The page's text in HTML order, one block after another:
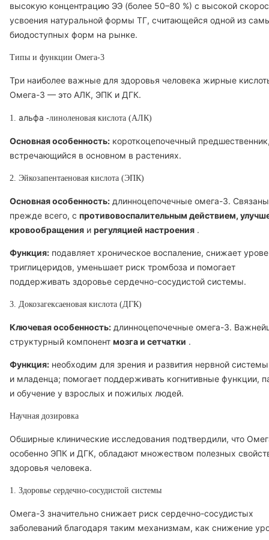
высокую концентрацию ЭЭ (более 50–80 %) с высокой
усвоения натуральной формы ТГ, считающейся одной из
биодоступных форм на рынке.
Типы и функции Омега-3
Три наиболее важные для здоровья человека жирные
Омега-3 — это АЛК, ЭПК и ДГК.
1. альфа -линоленовая кислота (АЛК)
Основная особенность: короткоцепочечный
встречающийся в основном в растениях.
2. Эйкозапентаеновая кислота (ЭПК)
Основная особенность: длинноцепочечные омега-3.
прежде всего, с противовоспалительным действием,
кровообращения и регуляцией настроения .
Функция: подавляет хроническое воспаление, снижает
триглицеридов, уменьшает риск тромбоза и помогает
поддерживать здоровье сердечно-сосудистой системы.
3. Докозагексаеновая кислота (ДГК)
Ключевая особенность: длинноцепочечные омега-3.
структурный компонент мозга и сетчатки .
Функция: необходим для зрения и развития нервной
и младенца; помогает поддерживать когнитивные функции,
и обучение у взрослых и пожилых людей.
Научная дозировка
Обширные клинические исследования подтвердили, что
особенно ЭПК и ДГК, обладают множеством полезных
здоровья человека.
1. Здоровье сердечно-сосудистой системы
Омега-3 значительно снижает риск сердечно-сосудистых
заболеваний благодаря таким механизмам, как снижение